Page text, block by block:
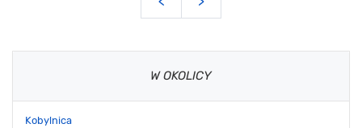
W OKOLICY
Kobylnica